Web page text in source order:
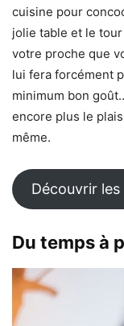
cuisine pour
jolie table et le
votre proche que
lui fera forcément
minimum bon
encore plus le
même.
Découvrir
Du temps à